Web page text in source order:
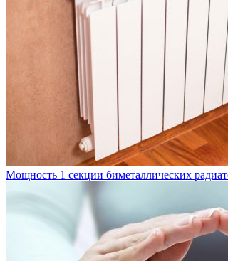
Мощность 1 секции биметаллических